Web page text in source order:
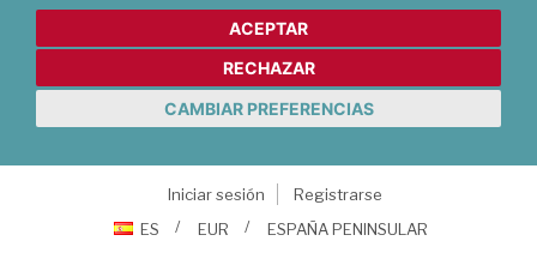
ACEPTAR
RECHAZAR
CAMBIAR PREFERENCIAS
Iniciar sesión
Registrarse
ES
EUR ESPAÑA PENINSULAR